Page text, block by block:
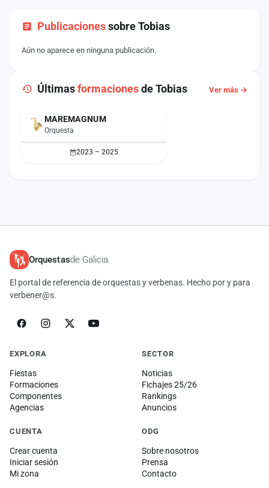
Publicacionessobre Tobias
Aún no aparece en ninguna publicación.
Últimasformacionesde Tobias Ver más →
MAREMAGNUM
Orquesta
2023 – 2025
Orquestasde Galicia
El portal de referencia de orquestas y verbenas. Hecho por y para
verbener@s.
EXPLORA
Fiestas
Formaciones
Componentes
Agencias
SECTOR
Noticias
Fichajes 25/26
Rankings
Anuncios
CUENTA
Crear cuenta
Iniciar sesión
Mi zona
ODG
Sobre nosotros
Prensa
Contacto